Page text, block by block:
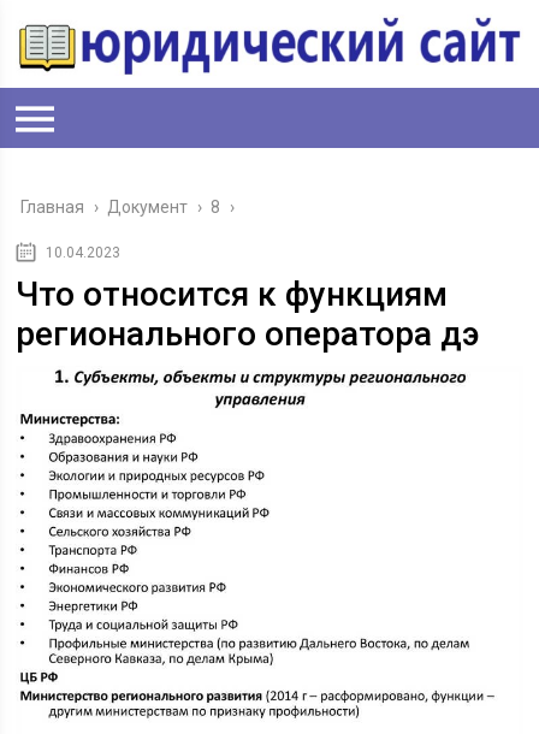
Главная › Документ › 8 ›
10.04.2023
Что относится к функциям
регионального оператора дэ